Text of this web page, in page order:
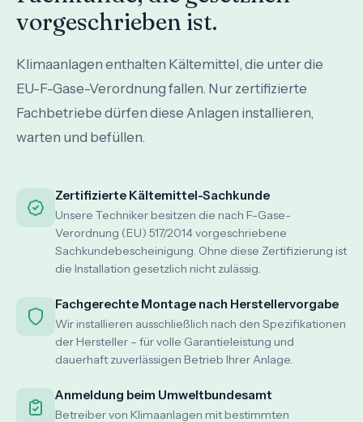
vorgeschrieben ist.
Klimaanlagen enthalten Kältemittel, die unter die
EU-F-Gase-Verordnung fallen. Nur zertifizierte
Fachbetriebe dürfen diese Anlagen installieren,
warten und befüllen.
Zertifizierte Kältemittel-Sachkunde
Unsere Techniker besitzen die nach F-Gase-
Verordnung (EU) 517/2014 vorgeschriebene
Sachkundebescheinigung. Ohne diese Zertifizierung ist
die Installation gesetzlich nicht zulässig.
Fachgerechte Montage nach Herstellervorgabe
Wir installieren ausschließlich nach den Spezifikationen
der Hersteller – für volle Garantieleistung und
dauerhaft zuverlässigen Betrieb Ihrer Anlage.
Anmeldung beim Umweltbundesamt
Betreiber von Klimaanlagen mit bestimmten